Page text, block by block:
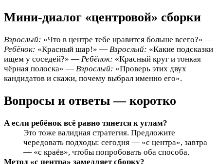
Мини-диалог «центровой» сборки
Взрослый: «Что в центре тебе нравится больше всего?» —
Ребёнок: «Красный шар!» — Взрослый: «Какие подсказки
ищем у соседей?» — Ребёнок: «Красный круг и тонкая
чёрная полоска» — Взрослый: «Проверь этих двух
кандидатов и скажи, почему выбрал именно его».
Вопросы и ответы — коротко
А если ребёнок всё равно тянется к углам?
Это тоже валидная стратегия. Предложите
чередовать подходы: сегодня — «с центра», завтра
— «с краёв», чтобы попробовать оба способа.
Метод «с центра» замедляет сборку?